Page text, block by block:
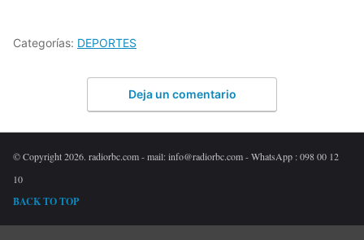
Categorías: DEPORTES
Deja un comentario
© Copyright 2026. radiorbc.com - mail: info@radiorbc.com - WhatsApp : 098 00 12
10
BACK TO TOP